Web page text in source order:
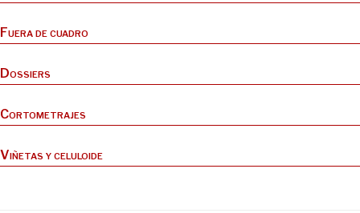
Fuera de cuadro
Dossiers
Cortometrajes
Viñetas y celuloide